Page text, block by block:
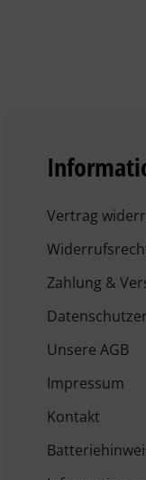
Vertrag
Zahlung &
Unsere AGB
Impressum
Kontakt